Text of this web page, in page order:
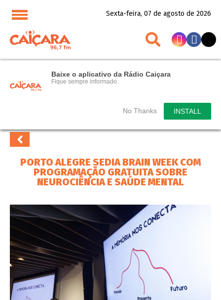
Baixe o aplicativo da Rádio Caiçara
Fique sempre informado.
No Thanks INSTALL
Sexta-feira, 07 de agosto de 2026
PORTO ALEGRE SEDIA BRAIN WEEK COM
PROGRAMAÇÃO GRATUITA SOBRE
NEUROCIÊNCIA E SAÚDE MENTAL